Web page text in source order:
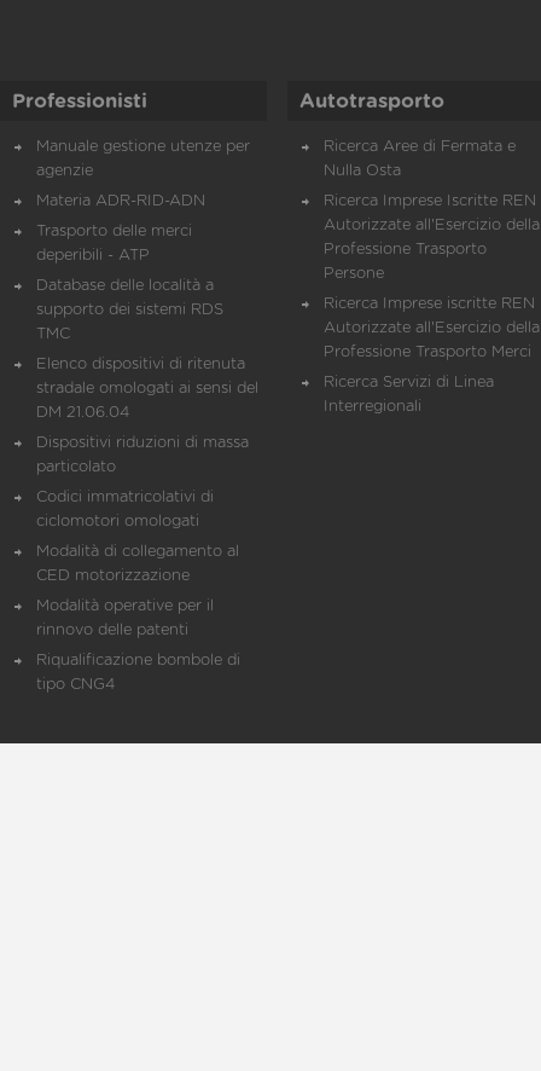
Professionisti
Manuale gestione utenze per
agenzie
Materia ADR-RID-ADN
Trasporto delle merci
deperibili - ATP
Database delle località a
supporto dei sistemi RDS
TMC
Elenco dispositivi di ritenuta
stradale omologati ai sensi del
DM 21.06.04
Dispositivi riduzioni di massa
particolato
Codici immatricolativi di
ciclomotori omologati
Modalità di collegamento al
CED motorizzazione
Modalità operative per il
rinnovo delle patenti
Riqualificazione bombole di
tipo CNG4
Autotrasporto
Ricerca Aree di Fermata e
Nulla Osta
Ricerca Imprese Iscritte REN
Autorizzate all'Esercizio della
Professione Trasporto
Persone
Ricerca Imprese iscritte REN
Autorizzate all'Esercizio della
Professione Trasporto Merci
Ricerca Servizi di Linea
Interregionali